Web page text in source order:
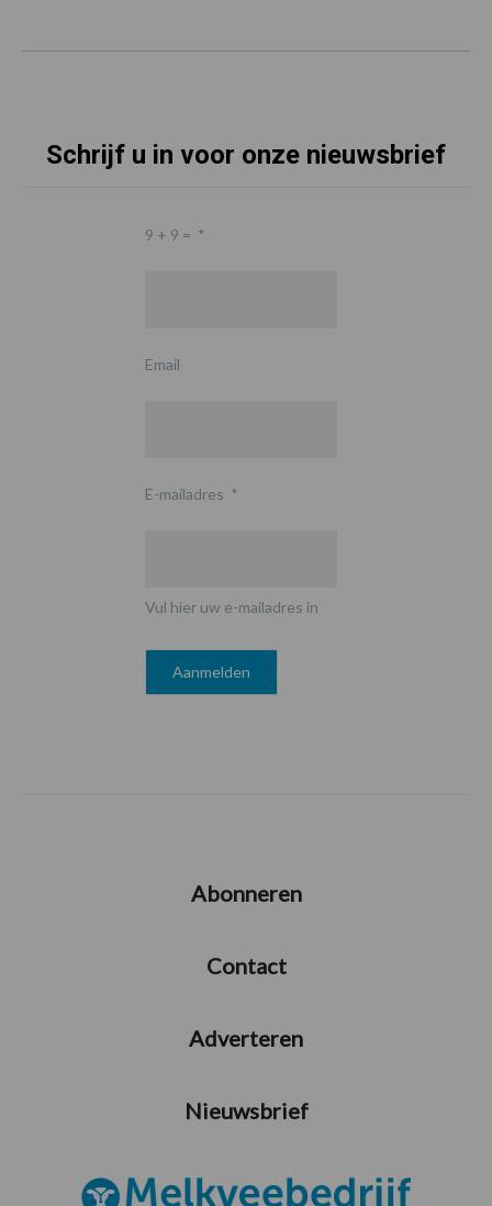
Schrijf u in voor onze nieuwsbrief
9 + 9 = *
Email
E-mailadres *
Vul hier uw e-mailadres in
Abonneren
Contact
Adverteren
Nieuwsbrief